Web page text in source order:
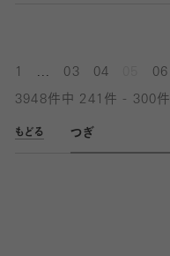
03 04 06
3948件中 241件 - 300件
もどる つぎ